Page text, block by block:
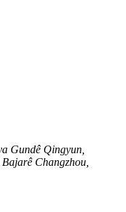
Gundê Qingyun,
Changzhou,